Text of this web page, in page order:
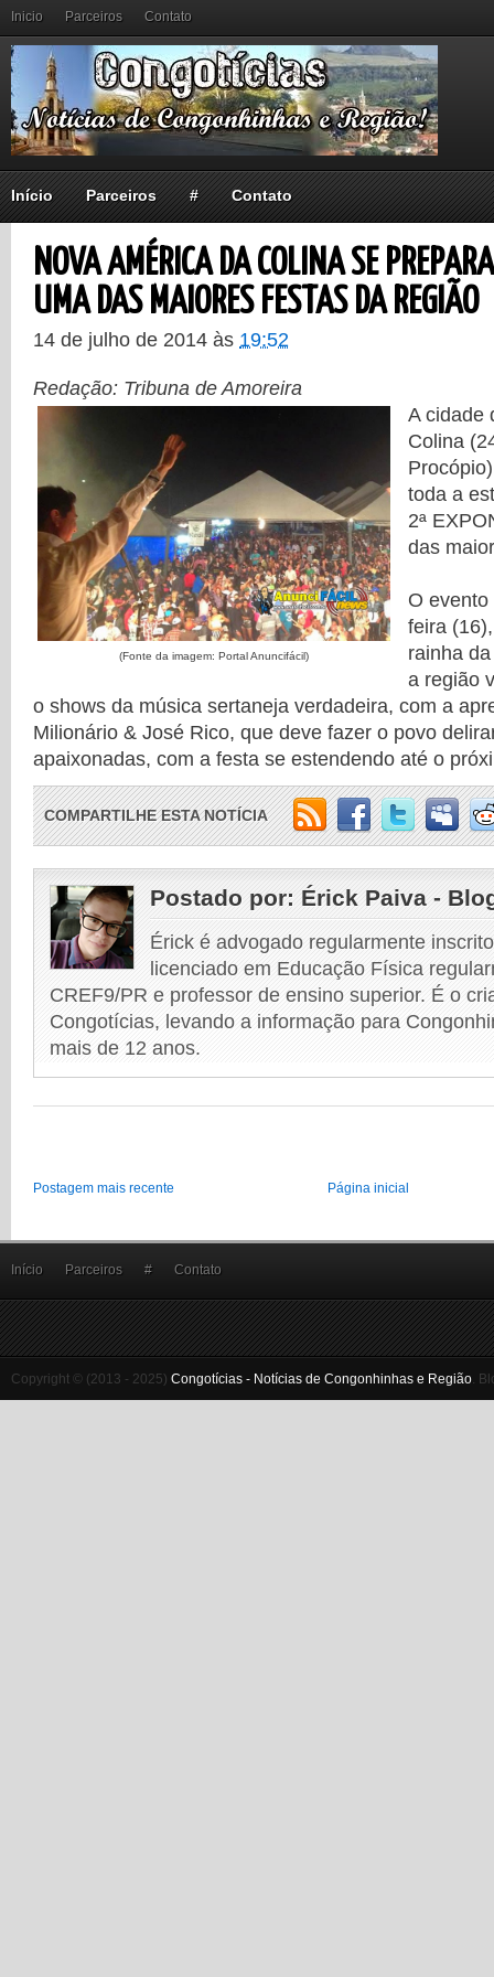
Inicio Parceiros Contato
Início Parceiros # Contato
NOVA AMÉRICA DA COLINA SE
UMA DAS MAIORES FESTAS DA REGIÃO
14 de julho de 2014 às 19:52
Redação: Tribuna de Amoreira
(Fonte da imagem: Portal Anuncifácil)
A cidade
Colina
toda a
2ª
das
O
feira
rainha
a região
o shows da música sertaneja verdadeira, com a
Milionário & José Rico, que deve fazer o povo
apaixonadas, com a festa se estendendo até o
COMPARTILHE ESTA NOTÍCIA
Postado por: Érick Paiva -
Érick é advogado regularmente
licenciado em Educação Física
CREF9/PR e professor de ensino superior. É o
Congotícias, levando a informação para
mais de 12 anos.
Postagem mais recente Página inicial
Início Parceiros # Contato
Copyright © (2013 - 2025) Congotícias - Notícias de Congonhinhas e Região.